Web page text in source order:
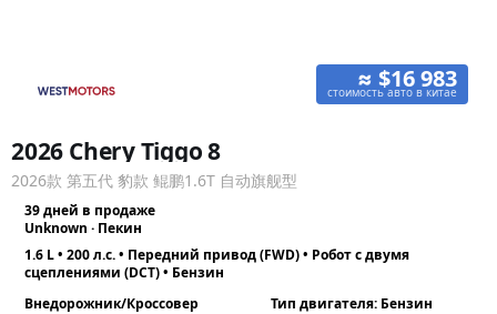
≈ $16 983
стоимость авто в китае
2026 Chery Tiggo 8
2026款 第五代 豹款 鲲鹏1.6T 自动旗舰型
39 дней в продаже
Unknown · Пекин
1.6 L • 200 л.с. • Передний привод (FWD) • Робот с двумя
сцеплениями (DCT) • Бензин
Внедорожник/Кроссовер
Тип двигателя: Бензин